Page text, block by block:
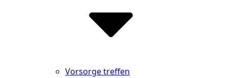
Vorsorge treffen